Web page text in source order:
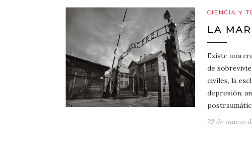
CIENCIA Y
LA
Existe una
de
civiles, la
depresión,
22 de marzo